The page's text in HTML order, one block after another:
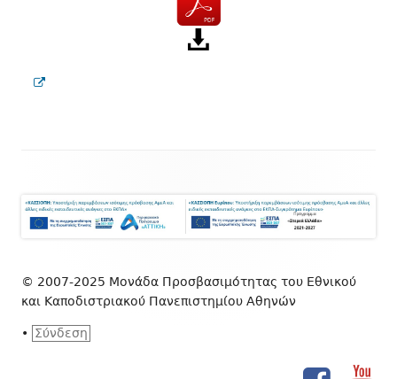
© 2007-2025 Μονάδα Προσβασιμότητας του Εθνικού
και Καποδιστριακού Πανεπιστημίου Αθηνών
• Σύνδεση